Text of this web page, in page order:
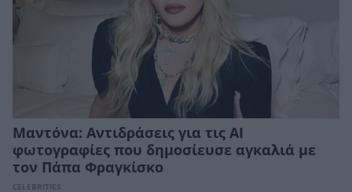
Μαντόνα: Αντιδράσεις για τις ΑΙ
φωτογραφίες που δημοσίευσε αγκαλιά με
τον Πάπα Φραγκίσκο
CELEBRITIES